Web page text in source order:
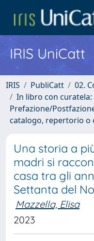
IRIS UniCatt
IRIS PubliCatt
02.
In libro con
Prefazione/
catalogo, repertorio o
Una storia a
madri si
casa tra gli
Settanta del
Mazzella, Elisa
2023